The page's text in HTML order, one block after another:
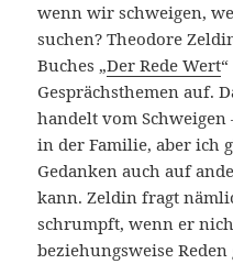
wenn wir schweigen,
suchen? Theodore
Buches „Der Rede Wert
Gesprächsthemen auf.
handelt vom
in der Familie, aber ich
Gedanken auch auf
kann. Zeldin fragt
schrumpft, wenn er
beziehungsweise